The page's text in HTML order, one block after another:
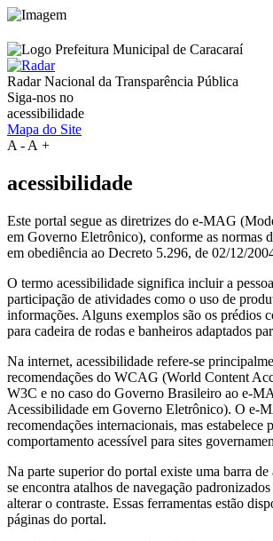
Radar Nacional da Transparência Pública
Siga-nos no
acessibilidade
Mapa do Site
A-A +
acessibilidade
Este portal segue as diretrizes do e-MAG
em Governo Eletrônico), conforme as normas
em obediência ao Decreto 5.296, de 02/12/
O termo acessibilidade significa incluir a
participação de atividades como o uso de
informações. Alguns exemplos são os prédios
para cadeira de rodas e banheiros adaptados
Na internet, acessibilidade refere-se
recomendações do WCAG (World Content
W3C e no caso do Governo Brasileiro ao e-
Acessibilidade em Governo Eletrônico). O e-
recomendações internacionais, mas estabelece
comportamento acessível para sites
Na parte superior do portal existe uma barra de
se encontra atalhos de navegação
alterar o contraste. Essas ferramentas estão
páginas do portal.